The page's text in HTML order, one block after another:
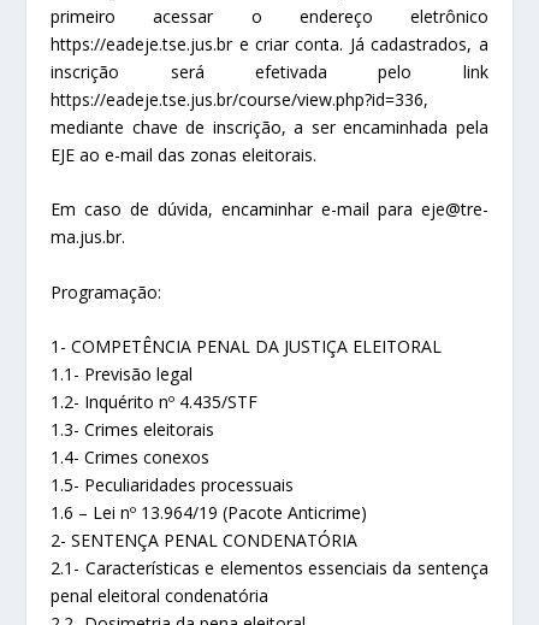
primeiro acessar o endereço eletrônico
https://eadeje.tse.jus.br e criar conta. Já cadastrados, a
inscrição será efetivada pelo link
https://eadeje.tse.jus.br/course/view.php?id=336,
mediante chave de inscrição, a ser encaminhada pela
EJE ao e-mail das zonas eleitorais.
Em caso de dúvida, encaminhar e-mail para eje@tre-
ma.jus.br.
Programação:
1- COMPETÊNCIA PENAL DA JUSTIÇA ELEITORAL
1.1- Previsão legal
1.2- Inquérito nº 4.435/STF
1.3- Crimes eleitorais
1.4- Crimes conexos
1.5- Peculiaridades processuais
1.6 – Lei nº 13.964/19 (Pacote Anticrime)
2- SENTENÇA PENAL CONDENATÓRIA
2.1- Características e elementos essenciais da sentença
penal eleitoral condenatória